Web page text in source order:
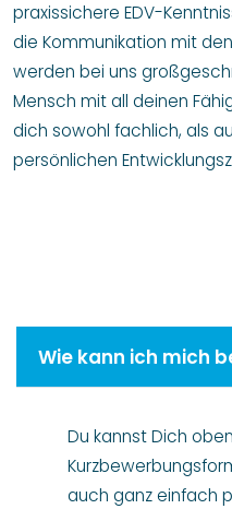
praxissichere EDV-
die Kommunikation mit
werden bei uns
Mensch mit all deinen
dich sowohl fachlich, als
persönlichen
Wie kann ich mich
Du kannst Dich
auch ganz einfach